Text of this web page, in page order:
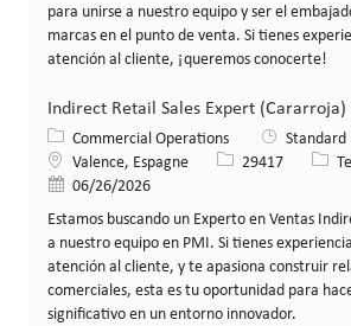
para unirse a nuestro equipo y ser el
marcas en el punto de venta. Si tienes
atención al cliente, ¡queremos conocerte!
Indirect Retail Sales Expert (Cararroja)
Catégorie
Commercial Operations
Standard
LieuValence, Espagne Identifiant de poste
29417 Type
Date de publication
06/26/2026
Estamos buscando un Experto en Ventas
a nuestro equipo en PMI. Si tienes
atención al cliente, y te apasiona construir
comerciales, esta es tu oportunidad para
significativo en un entorno innovador.